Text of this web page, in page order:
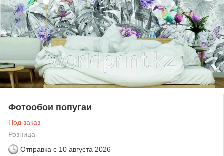
Фотообои попугаи
Под заказ
Розница
Отправка с 10 августа 2026